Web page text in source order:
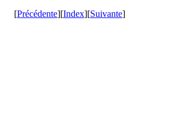
[Précédente][Index][Suivante]